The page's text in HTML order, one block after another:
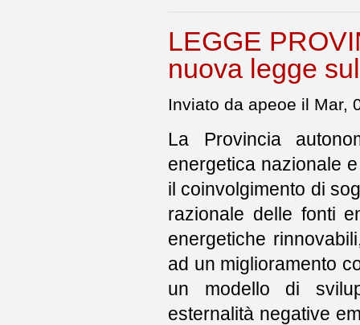
LEGGE
nuova legge
Inviato da apeoe il Mar,
La Provincia
energetica nazionale
il coinvolgimento di
razionale delle fonti
energetiche
ad un miglioramento
un modello di
esternalità negative